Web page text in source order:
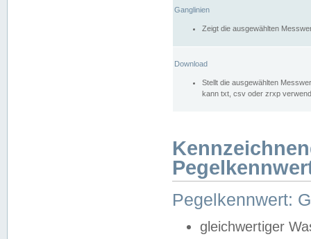
Ganglinien
Zeigt die ausgewählten
Download
Stellt die ausgewählten
kann txt, csv oder zrxp
Pegelkennwert:
gleichwertiger